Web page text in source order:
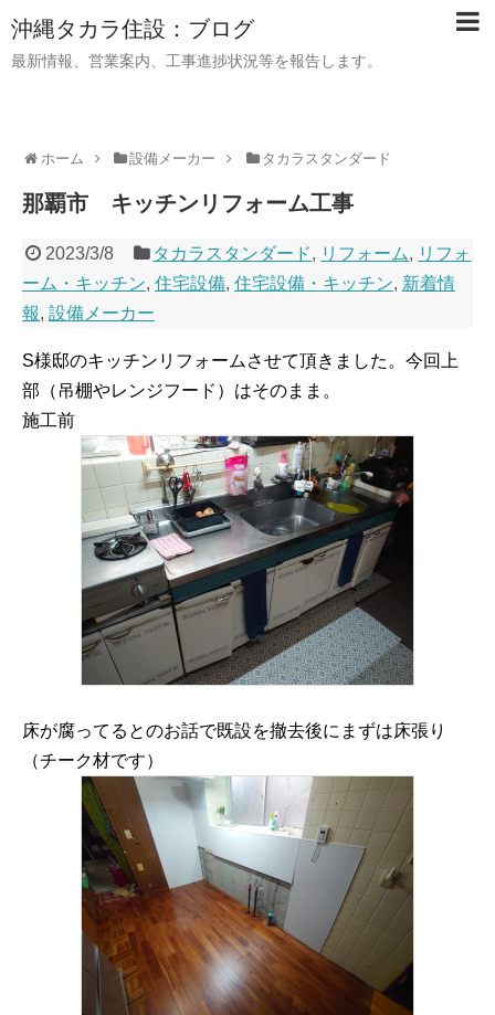
沖縄タカラ住設：ブログ
最新情報、営業案内、工事進捗状況等を報告します。
ホーム 設備メーカー タカラスタンダード
那覇市 キッチンリフォーム工事
2023/3/8 タカラスタンダード, リフォーム, リフォ
ーム・キッチン, 住宅設備, 住宅設備・キッチン, 新着情
報, 設備メーカー
S様邸のキッチンリフォームさせて頂きました。今回上
部（吊棚やレンジフード）はそのまま。
施工前
床が腐ってるとのお話で既設を撤去後にまずは床張り
（チーク材です）